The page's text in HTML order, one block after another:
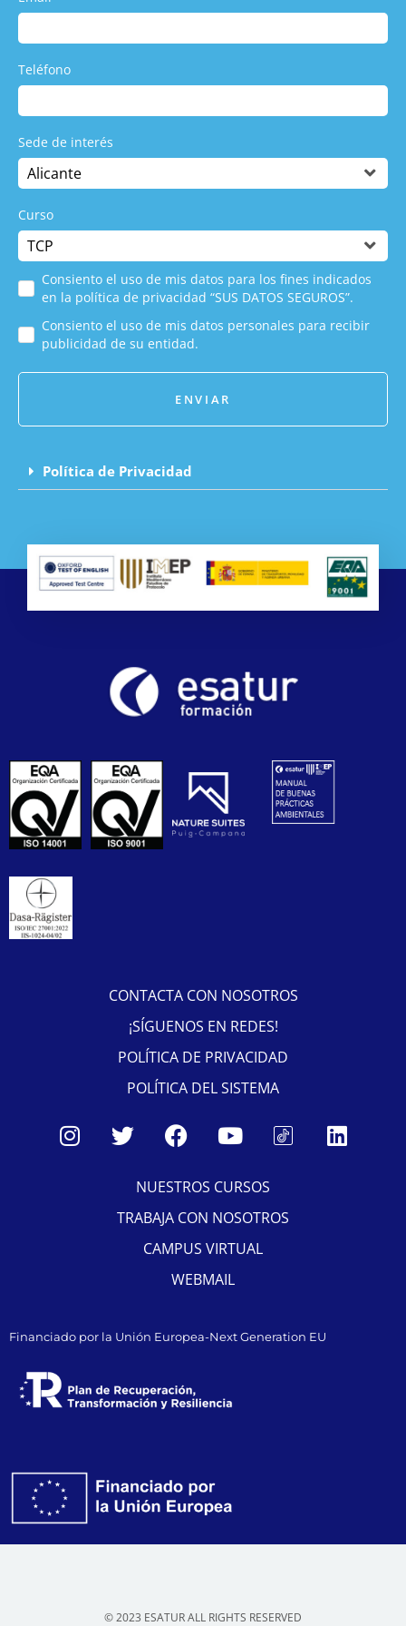
Teléfono
Sede de interés
Curso
Consiento el uso de mis datos para los fines indicados
en la política de privacidad “SUS DATOS SEGUROS”.
Consiento el uso de mis datos personales para recibir
publicidad de su entidad.
ENVIAR
Política de Privacidad
CONTACTA CON NOSOTROS
¡SÍGUENOS EN REDES!
POLÍTICA DE PRIVACIDAD
POLÍTICA DEL SISTEMA
NUESTROS CURSOS
TRABAJA CON NOSOTROS
CAMPUS VIRTUAL
WEBMAIL
Financiado por la Unión Europea-Next Generation EU
© 2023 ESATUR ALL RIGHTS RESERVED